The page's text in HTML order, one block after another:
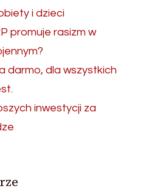
i dzieci
promuje rasizm w
darmo, dla wszystkich
inwestycji za